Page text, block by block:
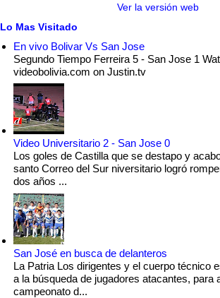
Ver la versión web
Lo Mas Visitado
En vivo Bolivar Vs San Jose
Segundo Tiempo Ferreira 5 - San Jose 1
videobolivia.com on Justin.tv
Video Universitario 2 - San Jose 0
Los goles de Castilla que se destapo y
santo Correo del Sur niversitario logró
dos años ...
San José en busca de delanteros
La Patria Los dirigentes y el cuerpo técnico
a la búsqueda de jugadores atacantes, para
campeonato d...